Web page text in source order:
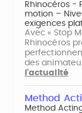
Rhinocéros -
motion –
exigences
Avec « Stop
Rhinocéros
des
l'actualité
Method
Method